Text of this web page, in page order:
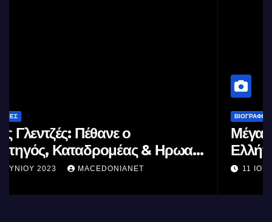
Μέγας Αλέξανδρος: Ο μέγιστος των
Ελλήνων
11 ΙΟΥΝΊΟΥ 2023 MACEDONIANET